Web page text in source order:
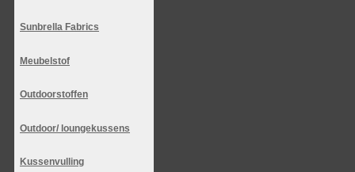
Sunbrella Fabrics
Meubelstof
Outdoorstoffen
Outdoor/ loungekussens
Kussenvulling